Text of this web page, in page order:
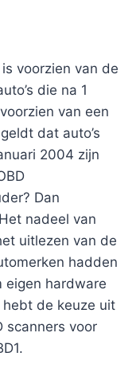
voorzien van de
die na 1
van een
dat auto’s
2004 zijn
Dan
nadeel van
uitlezen van de
hadden
eigen hardware
de keuze uit
scanners voor